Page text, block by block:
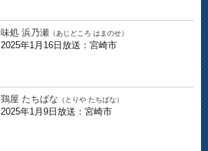
味処 浜乃瀬 （あじどころ はまのせ）
2025年1月16日放送：宮崎市
鶏屋 たちばな （とりや たちばな）
2025年1月9日放送：宮崎市